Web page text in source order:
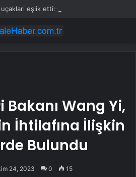
Bakanı Wang Yi,
İhtilafına İlişkin
Bulundu
24, 2023 0 15